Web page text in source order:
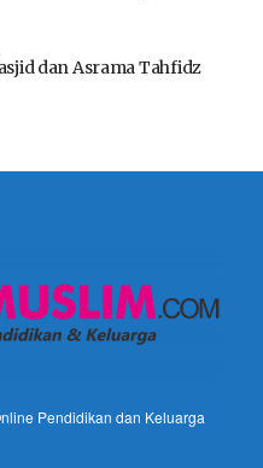
dan Asrama Tahfidz
Pendidikan dan Keluarga